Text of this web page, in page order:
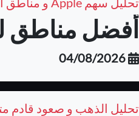
أفضل مناطق
04/08/2026
تحليل الذهب و صعود قادم